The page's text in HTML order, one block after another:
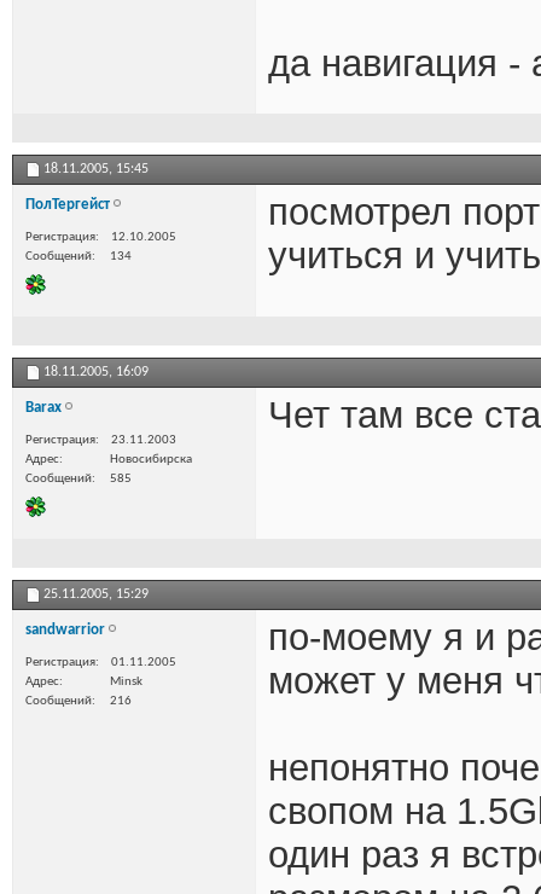
да навигация -
18.11.2005, 15:45
ПолТергейст
Регистрация
12.10.2005
Сообщений
134
посмотрел
учиться и
18.11.2005, 16:09
Barax
Регистрация
23.11.2003
Адрес
Новосибирска
Сообщений
585
Чет там все
25.11.2005, 15:29
sandwarrior
Регистрация
01.11.2005
Адрес
Minsk
Сообщений
216
по-моему я и
может у меня
непонятно
свопом на
один раз я